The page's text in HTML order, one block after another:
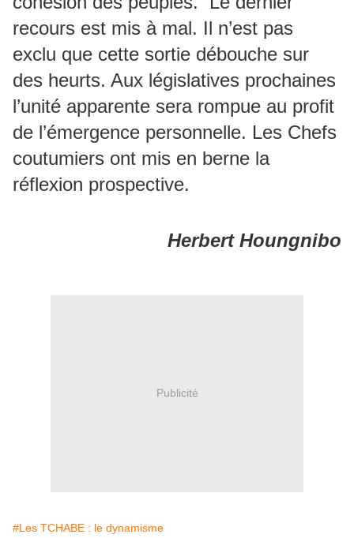
recours est mis à mal. Il n’est pas
exclu que cette sortie débouche sur
des heurts. Aux législatives prochaines
l’unité apparente sera rompue au profit
de l’émergence personnelle. Les Chefs
coutumiers ont mis en berne la
réflexion prospective.
Herbert Houngnibo
Publicité
#Les TCHABE : le dynamisme